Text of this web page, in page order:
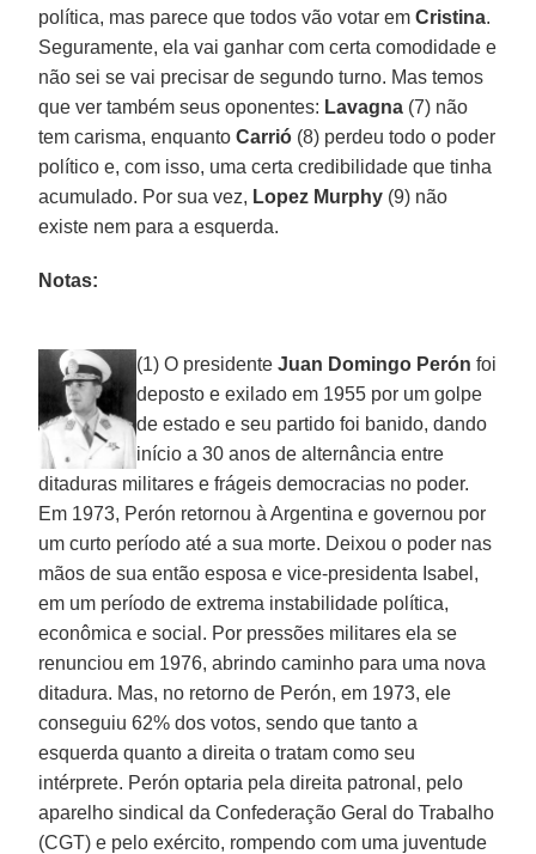
política, mas parece que todos vão votar emCristina.
Seguramente, ela vai ganhar com certa comodidade e
não sei se vai precisar de segundo turno. Mas temos
que ver também seus oponentes: Lavagna (7) não
tem carisma, enquantoCarrió (8) perdeu todo o poder
político e, com isso, uma certa credibilidade que tinha
acumulado. Por sua vez, Lopez Murphy (9) não
existe nem para a esquerda.
Notas:
(1) O presidente Juan Domingo Perón foi
deposto e exilado em 1955 por um golpe
de estado e seu partido foi banido, dando
início a 30 anos de alternância entre
ditaduras militares e frágeis democracias no poder.
Em 1973, Perón retornou à Argentina e governou por
um curto período até a sua morte. Deixou o poder nas
mãos de sua então esposa e vice-presidenta Isabel,
em um período de extrema instabilidade política,
econômica e social. Por pressões militares ela se
renunciou em 1976, abrindo caminho para uma nova
ditadura. Mas, no retorno de Perón, em 1973, ele
conseguiu 62% dos votos, sendo que tanto a
esquerda quanto a direita o tratam como seu
intérprete. Perón optaria pela direita patronal, pelo
aparelho sindical da Confederação Geral do Trabalho
(CGT) e pelo exército, rompendo com uma juventude